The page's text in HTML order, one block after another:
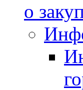
о